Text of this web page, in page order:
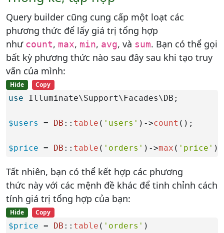
Query builder cũng cung cấp một loạt các
phương thức để lấy giá trị tổng hợp
như count, max, min, avg, và sum. Bạn có thể gọi
bất kỳ phương thức nào sau đây sau khi tạo truy
vấn của mình:
Hide Copy
use Illuminate\Support\Facades\DB;
$users = DB :: table ( 'users' )->count ();
$price = DB :: table ( 'orders' )->max ( 'price' );
Tất nhiên, bạn có thể kết hợp các phương
thức này với các mệnh đề khác để tinh chỉnh cách
tính giá trị tổng hợp của bạn:
Hide Copy
$price = DB :: table ( 'orders' )